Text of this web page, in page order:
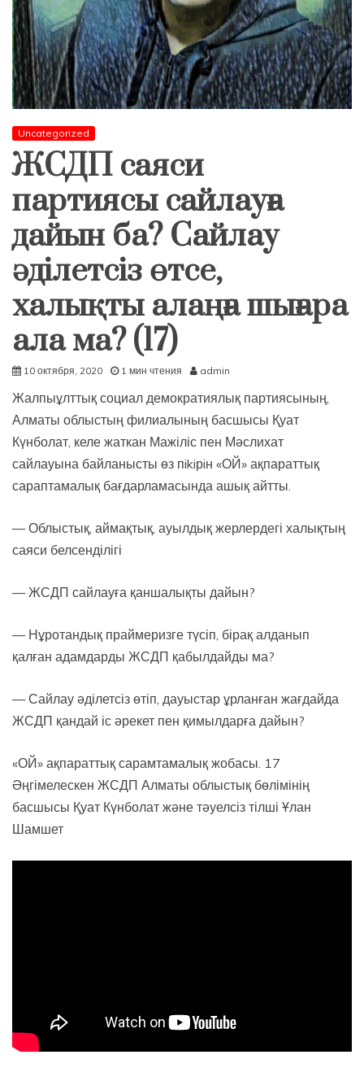
Uncategorized
ЖСДП саяси
партиясы сайлауға
дайын ба? Сайлау
әділетсіз өтсе,
халықты алаңға шығара
ала ма? (17)
10 октября, 2020 1 мин чтения admin
Жалпыұлттық социал демократиялық партиясының,
Алматы облыстың филиалының басшысы Қуат
Күнболат, келе жаткан Мажіліс пен Мәслихат
сайлауына байланысты өз пikiрiн «ОЙ» ақпараттық
сараптамалық бағдарламасында ашық айтты.
— Облыстық, аймақтық, ауылдық жерлердегі халықтың
саяси белсенділігі
— ЖСДП сайлауға қаншалықты дайын?
— Нұротандық праймеризге түсіп, бірақ алданып
қалған адамдарды ЖСДП қабылдайды ма?
— Сайлау әділетсіз өтіп, дауыстар ұрланған жағдайда
ЖСДП қандай іс әрекет пен қимылдарға дайын?
«ОЙ» ақпараттық сарамтамалық жобасы. 17
Әңгімелескен ЖСДП Алматы облыстық бөлімінің
басшысы Қуат Күнболат және тәуелсіз тілші Ұлан
Шамшет